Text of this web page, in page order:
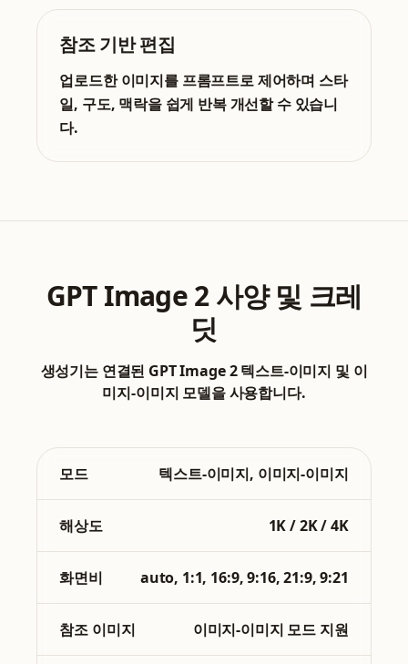
참조 기반 편집
업로드한 이미지를 프롬프트로 제어하며 스타
일, 구도, 맥락을 쉽게 반복 개선할 수 있습니
다.
GPT Image 2 사양 및 크레
딧
생성기는 연결된 GPT Image 2 텍스트-이미지 및 이
미지-이미지 모델을 사용합니다.
모드 텍스트-이미지, 이미지-이미지
해상도 1K / 2K / 4K
화면비 auto, 1:1, 16:9, 9:16, 21:9, 9:21
참조 이미지 이미지-이미지 모드 지원